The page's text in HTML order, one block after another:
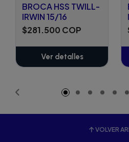
BROCA HSS TWILL-
IRWIN 15/16
$281.500 COP
Ver detalles
VOLVER